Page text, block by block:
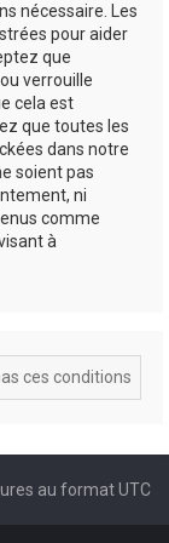
nécessaire. Les
pour aider
que
verrouille
cela est
que toutes les
dans notre
soient pas
ni
comme
à
au formatUTC